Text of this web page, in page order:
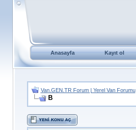
Anasayfa Kayıt ol
Van.GEN.TR Forum | Yerel Van Forumu
B